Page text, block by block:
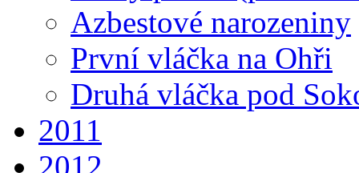
Azbestové narozeniny
První vláčka na Ohři
Druhá vláčka pod
2011
2012